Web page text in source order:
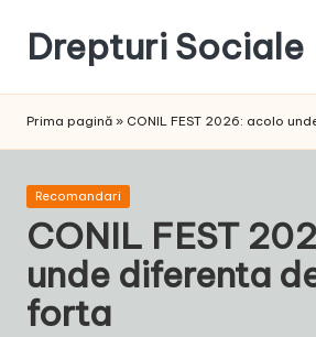
content
Drepturi Sociale
Sociale:
Ta,
Schimbarea
Noastră!
Prima pagină » CONIL FEST 2026: acolo
Posted
Recomandari
CONIL FEST
unde diferenta
forta